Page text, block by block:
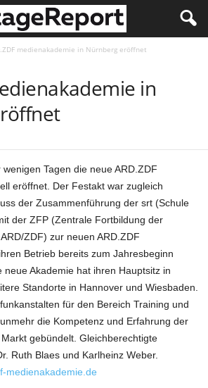
medienakademie in Nürnberg eröffnet
in
Tagen die neue ARD.ZDF
eröffnet. Der Festakt war zugleich
der Zusammenführung der srt (Schule
der ZFP (Zentrale Fortbildung der
ZDF) zur neuen ARD.ZDF
Betrieb bereits zum Jahresbeginn
Akademie hat ihren Hauptsitz in
Standorte in Hannover und Wiesbaden.
für den Bereich Training und
die Kompetenz und Erfahrung der
gebündelt. Gleichberechtigte
Ruth Blaes und Karlheinz Weber.
medienakademie.de